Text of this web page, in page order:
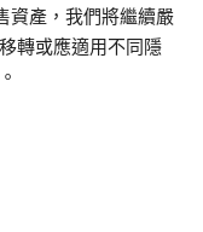
資產，我們將繼續嚴
轉或應適用不同隱